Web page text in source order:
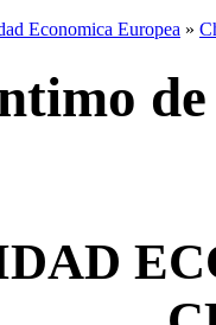
Economica Europea »